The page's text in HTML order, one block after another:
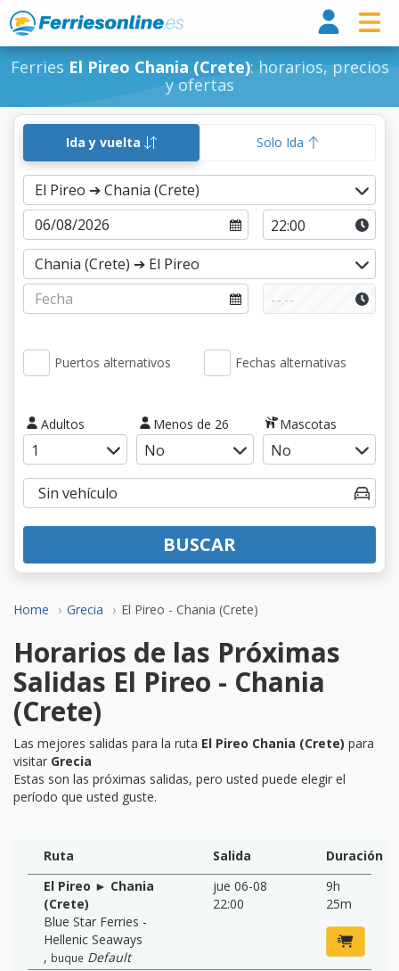
Ferries El Pireo Chania (Crete): horarios, precios
y ofertas
Home Grecia El Pireo - Chania (Crete)
Ida y vuelta Solo Ida
Puertos alternativos Fechas alternativas
Adultos Menos de 26 Mascotas
BUSCAR
Horarios de las Próximas
Salidas El Pireo - Chania
(Crete)
Las mejores salidas para la ruta El Pireo Chania (Crete) para
visitar Grecia
Estas son las próximas salidas, pero usted puede elegir el
período que usted guste.
Ruta Salida
Duración
El Pireo ► Chania
(Crete)
Blue Star Ferries -
Hellenic Seaways
, buque Default
jue 06-08
22:00
9h
25m